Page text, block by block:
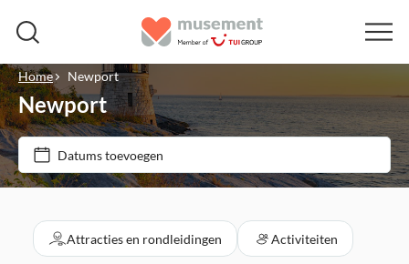
Home Newport
Newport
Datums toevoegen
Prijs (per volwassene)
Ticketopties
E-Voucher
Free cancellation
CategorieënAttracties en rondleidingen Activiteiten